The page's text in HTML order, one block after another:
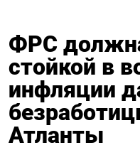
ФРС
стойкой в
инфляции
Атланты